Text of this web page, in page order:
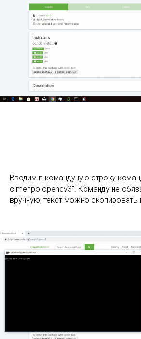
Вводим в командуную строку
c menpo opencv3". Команду не
вручную, текст можно скопировать